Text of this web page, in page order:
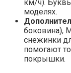
км/ч). Буквы
моделях.
боковина),
снежинки
помогают
покрышки.